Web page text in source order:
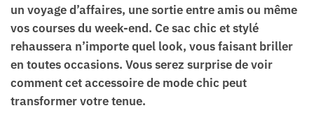
un voyage d’affaires, une sortie entre amis ou même
vos courses du week-end. Ce sac chic et stylé
rehaussera n’importe quel look, vous faisant briller
en toutes occasions. Vous serez surprise de voir
comment cet accessoire de mode chic peut
transformer votre tenue.